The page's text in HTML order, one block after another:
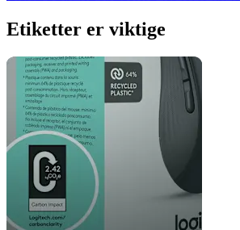
Etiketter er viktige